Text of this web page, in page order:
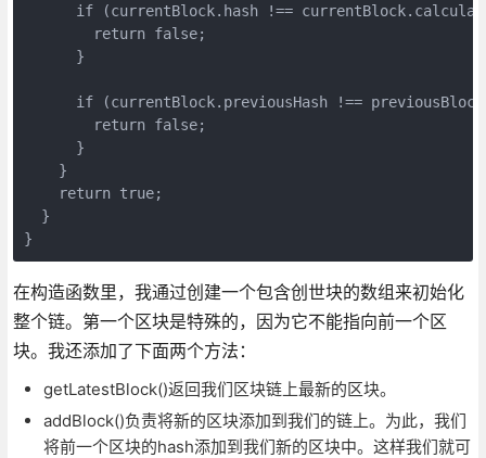
if (currentBlock.hash !==
        return false;
      }
if (currentBlock.previousHash !==
        return false;
      }
    }
    return true;
  }
在构造函数里，我通过创建一个包含创世块的数组来初始化
整个链。第一个区块是特殊的，因为它不能指向前一个区
块。我还添加了下面两个方法：
getLatestBlock()返回我们区块链上最新的区块。
addBlock()负责将新的区块添加到我们的链上。为此，我们
将前一个区块的hash添加到我们新的区块中。这样我们就可